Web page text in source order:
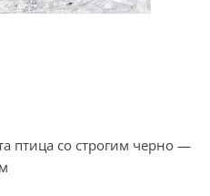
птица со строгим черно —